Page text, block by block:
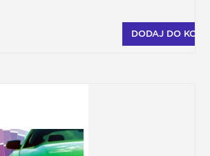
DODAJ DO